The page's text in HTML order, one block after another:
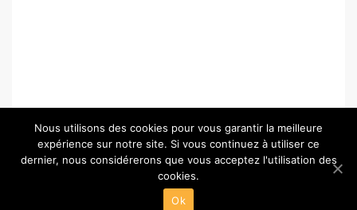
© Copyright 2026 –
Nous utilisons des cookies pour vous garantir la meilleure
expérience sur notre site. Si vous continuez à utiliser ce
dernier, nous considérerons que vous acceptez l'utilisation des
cookies.
Ok